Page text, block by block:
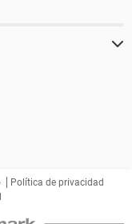
Política de privacidad